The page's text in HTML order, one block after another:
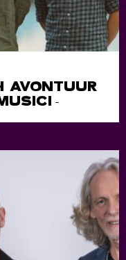
AVONTUUR
-